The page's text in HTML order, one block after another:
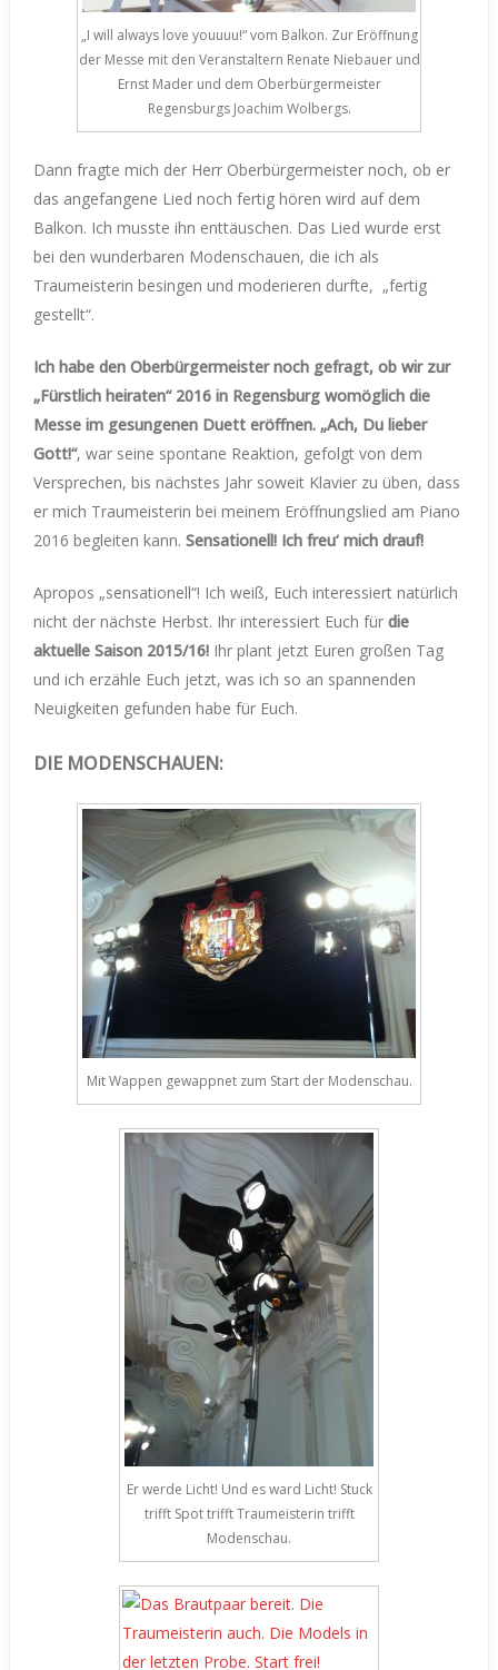
„I will always love youuuu!“ vom Balkon. Zur Eröffnung
der Messe mit den Veranstaltern Renate Niebauer und
Ernst Mader und dem Oberbürgermeister
Regensburgs Joachim Wolbergs.
Dann fragte mich der Herr Oberbürgermeister noch, ob er
das angefangene Lied noch fertig hören wird auf dem
Balkon. Ich musste ihn enttäuschen. Das Lied wurde erst
bei den wunderbaren Modenschauen, die ich als
Traumeisterin besingen und moderieren durfte, „fertig
gestellt“.
Ich habe den Oberbürgermeister noch gefragt, ob wir zur
„Fürstlich heiraten“ 2016 in Regensburg womöglich die
Messe im gesungenen Duett eröffnen. „Ach, Du lieber
Gott!“, war seine spontane Reaktion, gefolgt von dem
Versprechen, bis nächstes Jahr soweit Klavier zu üben, dass
er mich Traumeisterin bei meinem Eröffnungslied am Piano
2016 begleiten kann. Sensationell! Ich freu‘ mich drauf!
Apropos „sensationell“! Ich weiß, Euch interessiert natürlich
nicht der nächste Herbst. Ihr interessiert Euch für die
aktuelle Saison 2015/16! Ihr plant jetzt Euren großen Tag
und ich erzähle Euch jetzt, was ich so an spannenden
Neuigkeiten gefunden habe für Euch.
DIE MODENSCHAUEN:
Mit Wappen gewappnet zum Start der Modenschau.
Er werde Licht! Und es ward Licht! Stuck
trifft Spot trifft Traumeisterin trifft
Modenschau.